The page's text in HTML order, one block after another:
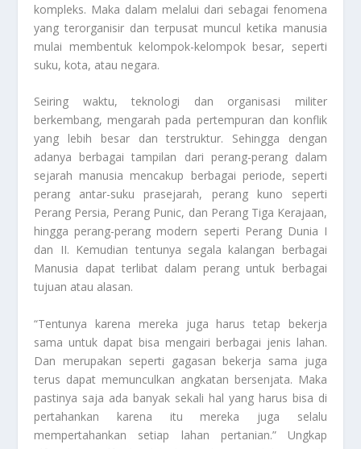
kompleks. Maka dalam melalui dari sebagai fenomena
yang terorganisir dan terpusat muncul ketika manusia
mulai membentuk kelompok-kelompok besar, seperti
suku, kota, atau negara.
Seiring waktu, teknologi dan organisasi militer
berkembang, mengarah pada pertempuran dan konflik
yang lebih besar dan terstruktur. Sehingga dengan
adanya berbagai tampilan dari perang-perang dalam
sejarah manusia mencakup berbagai periode, seperti
perang antar-suku prasejarah, perang kuno seperti
Perang Persia, Perang Punic, dan Perang Tiga Kerajaan,
hingga perang-perang modern seperti Perang Dunia I
dan II. Kemudian tentunya segala kalangan berbagai
Manusia dapat terlibat dalam perang untuk berbagai
tujuan atau alasan.
“Tentunya karena mereka juga harus tetap bekerja
sama untuk dapat bisa mengairi berbagai jenis lahan.
Dan merupakan seperti gagasan bekerja sama juga
terus dapat memunculkan angkatan bersenjata. Maka
pastinya saja ada banyak sekali hal yang harus bisa di
pertahankan karena itu mereka juga selalu
mempertahankan setiap lahan pertanian.” Ungkap